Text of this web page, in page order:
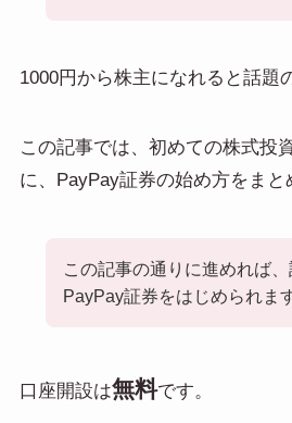
1000円から株主になれると話題
この記事では、初めての株式投
に、PayPay証券の始め方をまと
この記事の通りに進めれば、
PayPay証券をはじめられま
口座開設は無料です。